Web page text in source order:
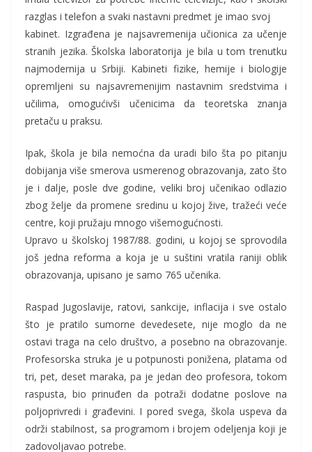
razglas i telefon a svaki nastavni predmet je imao svoj
kabinet. Izgrađena je najsavremenija učionica za učenje
stranih jezika. Školska laboratorija je bila u tom trenutku
najmodernija u Srbiji. Kabineti fizike, hemije i biologije
opremljeni su najsavremenijim nastavnim sredstvima i
učilima, omogućivši učenicima da teoretska znanja
pretaču u praksu.
Ipak, škola je bila nemoćna da uradi bilo šta po pitanju
dobijanja više smerova usmerenog obrazovanja, zato što
je i dalje, posle dve godine, veliki broj učenikao odlazio
zbog želje da promene sredinu u kojoj žive, tražeći veće
centre, koji pružaju mnogo višemogućnosti.
Upravo u školskoj 1987/88. godini, u kojoj se sprovodila
još jedna reforma a koja je u suštini vratila raniji oblik
obrazovanja, upisano je samo 765 učenika.
Raspad Jugoslavije, ratovi, sankcije, inflacija i sve ostalo
što je pratilo sumorne devedesete, nije moglo da ne
ostavi traga na celo društvo, a posebno na obrazovanje.
Profesorska struka je u potpunosti ponižena, platama od
tri, pet, deset maraka, pa je jedan deo profesora, tokom
raspusta, bio prinuđen da potraži dodatne poslove na
poljoprivredi i građevini. I pored svega, škola uspeva da
održi stabilnost, sa programom i brojem odeljenja koji je
zadovoljavao potrebe.